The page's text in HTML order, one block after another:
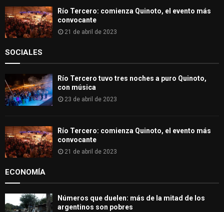
Río Tercero: comienza Quinoto, el evento más
convocante
21 de abril de 2023
SOCIALES
Río Tercero tuvo tres noches a puro Quinoto,
con música
23 de abril de 2023
Río Tercero: comienza Quinoto, el evento más
convocante
21 de abril de 2023
ECONOMÍA
Números que duelen: más de la mitad de los
argentinos son pobres